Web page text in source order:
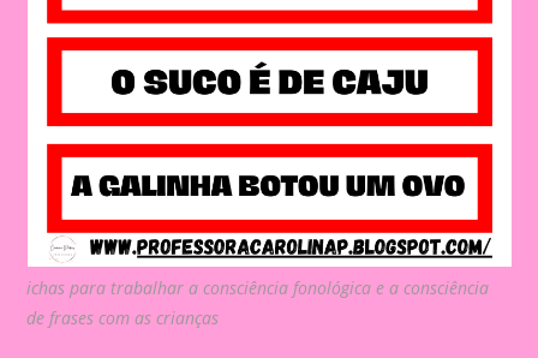
ichas para trabalhar a consciência fonológica e a consciência
de frases com as crianças